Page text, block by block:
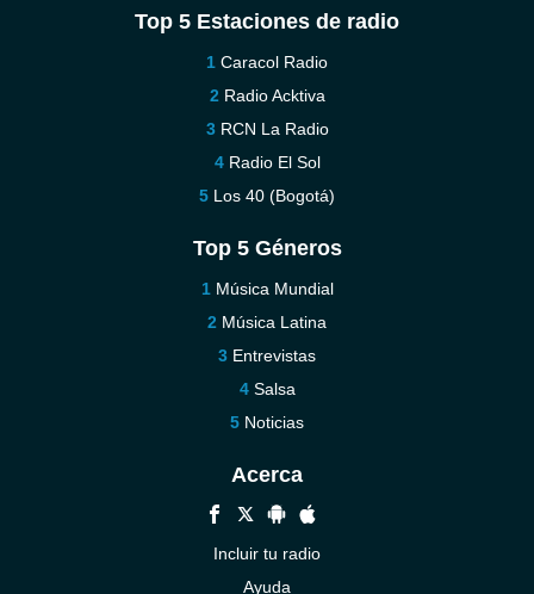
Top 5 Estaciones de radio
Caracol Radio
Radio Acktiva
RCN La Radio
Radio El Sol
Los 40 (Bogotá)
Top 5 Géneros
Música Mundial
Música Latina
Entrevistas
Salsa
Noticias
Acerca
Incluir tu radio
Ayuda